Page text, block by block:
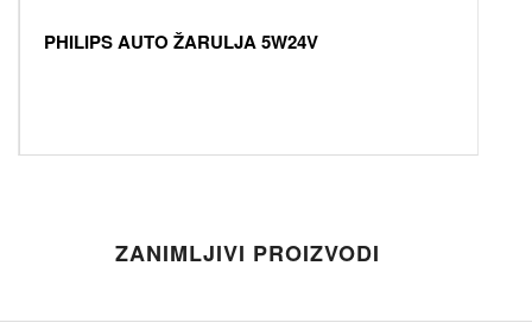
PHILIPS AUTO ŽARULJA 5W24V
ZANIMLJIVI PROIZVODI